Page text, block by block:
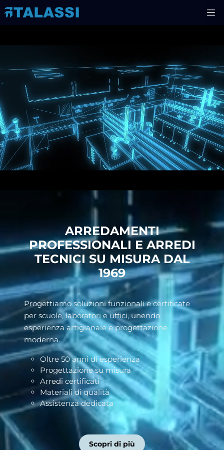
ARREDAMENTI
PROFESSIONALI E ARREDI
TECNICI SU MISURA DAL
1969
Progettiamo soluzioni funzionali e certificate
per scuole, laboratori e uffici, unendo
esperienza artigianale e progettazione
moderna.
Oltre 50 anni di esperienza
Progettazione su misura
Arredi certificati
Materiali di qualità
Assistenza dedicata
Scopri di più